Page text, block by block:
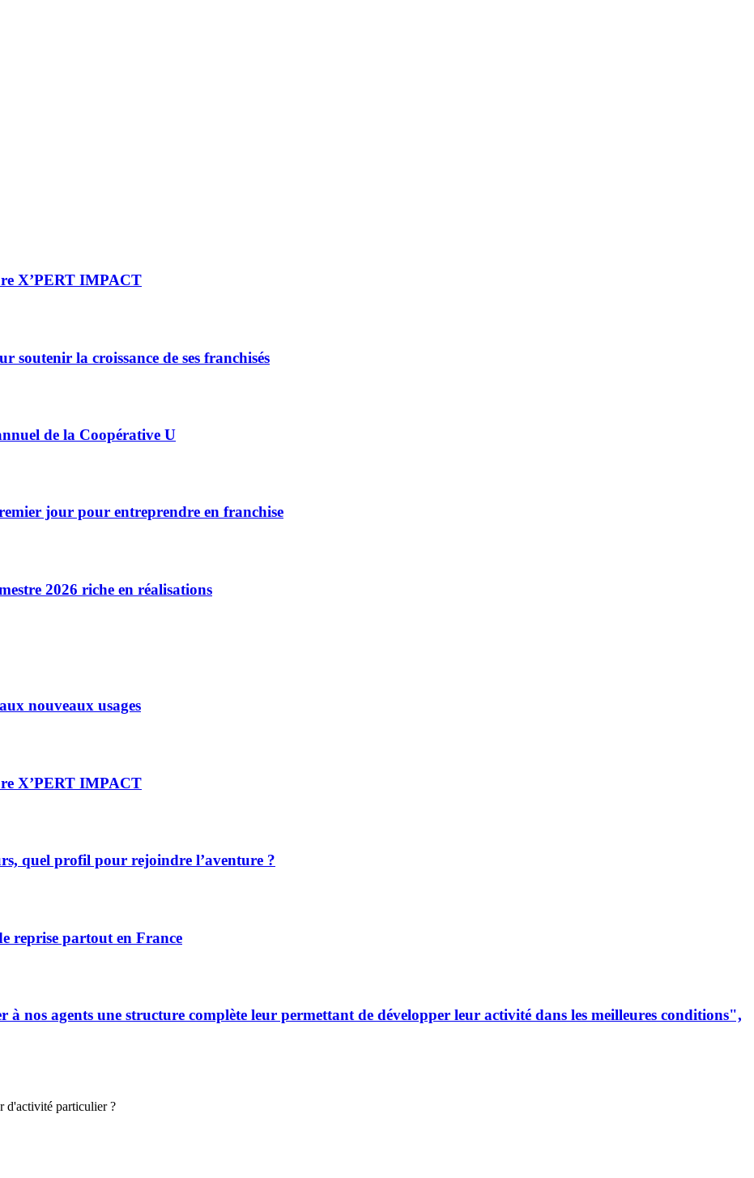
X’PERT IMPACT
la croissance de ses franchisés
de la Coopérative U
jour pour entreprendre en franchise
2026 riche en réalisations
nouveaux usages
X’PERT IMPACT
quel profil pour rejoindre l’aventure ?
reprise partout en France
nos agents une structure complète leur permettant de développer leur activité dans les meilleures conditions",
d'activité particulier ?